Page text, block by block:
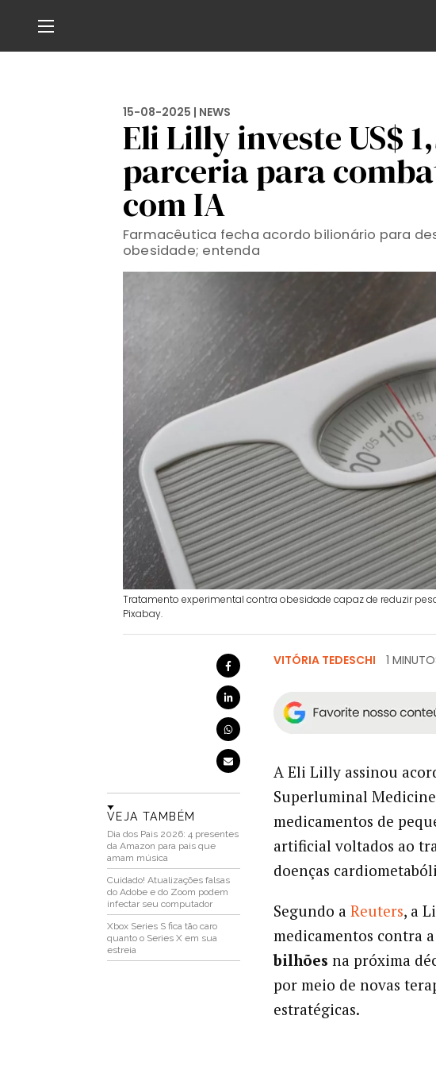
15-08-2025 | NEWS
Eli Lilly investe US$
parceria para
com IA
Farmacêutica fecha acordo bilionário para
obesidade; entenda
Tratamento experimental contra obesidade capaz de reduzir
Pixabay.
VEJA TAMBÉM
Dia dos Pais 2026: 4 presentes
da Amazon para pais que
amam música
Cuidado! Atualizações falsas
do Adobe e do Zoom podem
infectar seu computador
Xbox Series S fica tão caro
quanto o Series X em sua
estreia
VITÓRIA TEDESCHI 1
A Eli Lilly assinou
Superluminal
medicamentos de
artificial voltados ao
doenças
Segundo a Reuters, a
medicamentos contra
bilhões na próxima
por meio de novas
estratégicas.